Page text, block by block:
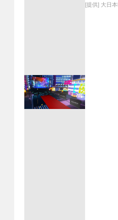
[提供] 大日